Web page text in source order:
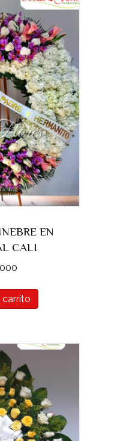
EN
CALI
carrito